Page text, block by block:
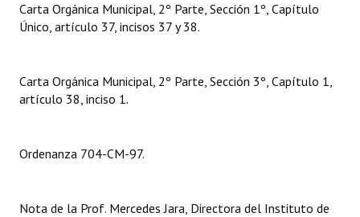
Organigrama
Informes de Gestión
Actas de Sesión
Carta Orgánica Municipal, 2º Parte, Sección 1º, Capítulo
Único, artículo 37, incisos 37 y 38.
Carta Orgánica Municipal, 2º Parte, Sección 3º, Capítulo 1,
artículo 38, inciso 1.
Ordenanza 704-CM-97.
Nota de la Prof. Mercedes Jara, Directora del Instituto de